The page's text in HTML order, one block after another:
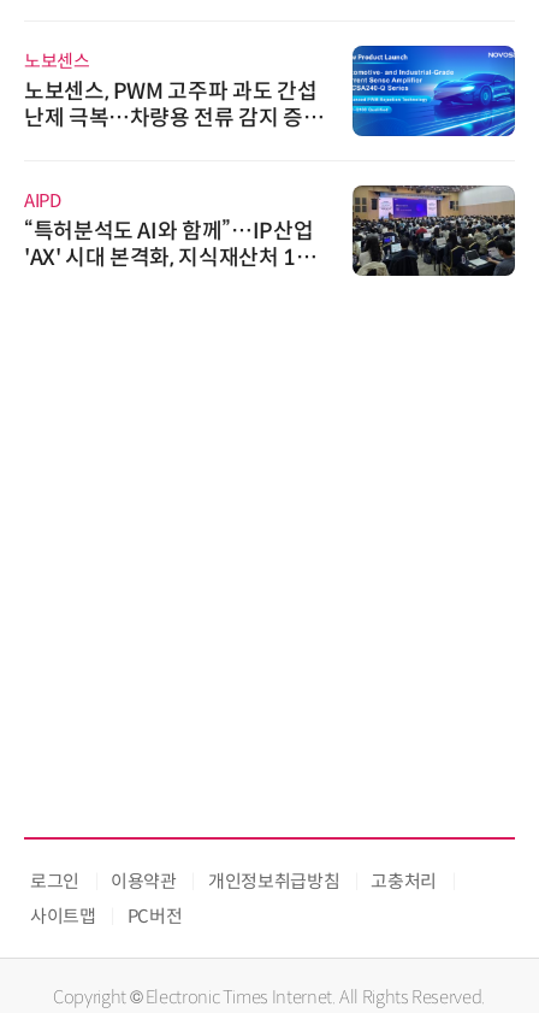
노보센스
노보센스, PWM 고주파 과도 간섭
난제 극복…차량용 전류 감지 증폭
AIPD
“특허분석도 AI와 함께”…IP산업
'AX' 시대 본격화, 지식재산처 1호
로그인 이용약관 개인정보취급방침
고충처리
사이트맵
PC버전
Copyright © Electronic Times Internet. All Rights Reserved.